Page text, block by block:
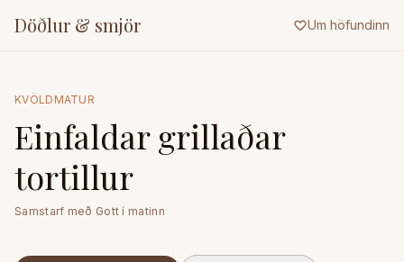
Döðlur & smjör Um höfundinn
KVÖLDMATUR
Einfaldar grillaðar
tortillur
Samstarf með Gott í matinn